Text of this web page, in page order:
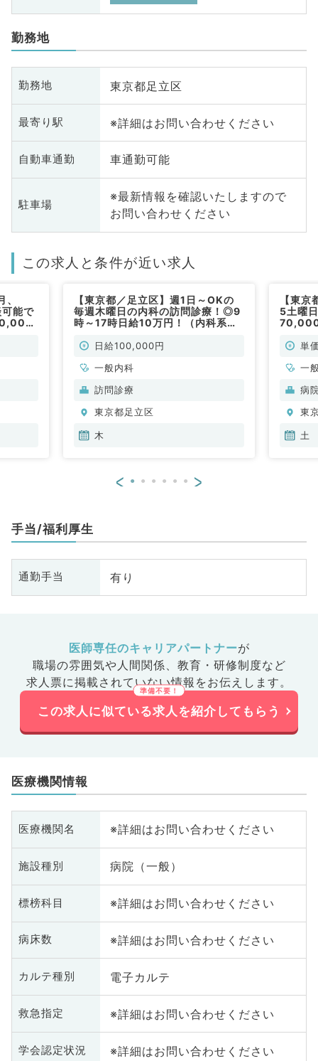
勤務地
勤務地 東京都足立区
最寄り駅 ※詳細はお問い合わせください
自動車通勤 車通勤可能
駐車場
※最新情報を確認いたしますので
お問い合わせください
この求人と条件が近い求人
能で
【東京都／足立区】週1日～OKの
毎週木曜日の内科の訪問診療！◎9
時～17時日給10万円！（内科系／
日給100,000円
一般内科
訪問診療
東京都足立区
木
【東
5土曜
70,000
非常勤
単
一
病
東
土
< >
手当/福利厚生
通勤手当 有り
医師専任のキャリアパートナーが
職場の雰囲気や人間関係、 教育・研修制度など
求人票に掲載されていない情報をお伝えします。
この求人に似ている求人を紹介してもらう
医療機関情報
医療機関名 ※詳細はお問い合わせください
施設種別 病院（一般）
標榜科目 ※詳細はお問い合わせください
病床数 ※詳細はお問い合わせください
カルテ種別 電子カルテ
救急指定 ※詳細はお問い合わせください
学会認定状況 ※詳細はお問い合わせください